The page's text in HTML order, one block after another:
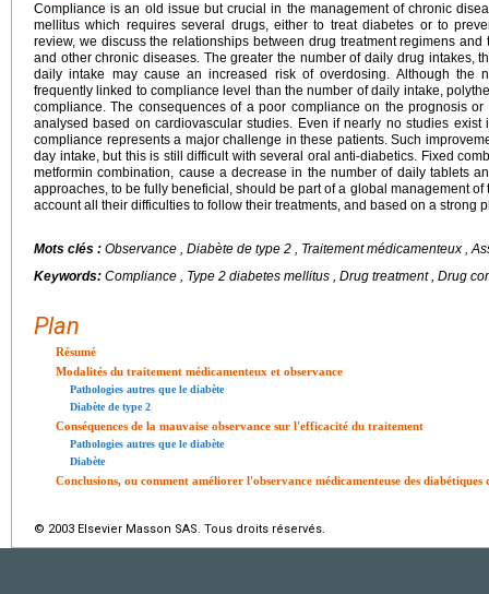
Compliance is an old issue but crucial in the management of chronic
mellitus which requires several drugs, either to treat diabetes or to
review, we discuss the relationships between drug treatment regimens
and other chronic diseases. The greater the number of daily drug intakes,
daily intake may cause an increased risk of overdosing. Although the
frequently linked to compliance level than the number of daily intake,
compliance. The consequences of a poor compliance on the prognosis
analysed based on cardiovascular studies. Even if nearly no studies exist
compliance represents a major challenge in these patients. Such
day intake, but this is still difficult with several oral anti-diabetics. Fixed
metformin combination, cause a decrease in the number of daily tablets
approaches, to be fully beneficial, should be part of a global management
account all their difficulties to follow their treatments, and based on a strong
Mots clés : Observance , Diabète de type 2 , Traitement médicamenteux ,
Keywords: Compliance , Type 2 diabetes mellitus , Drug treatment , Drug
Plan
Résumé
Modalités du traitement médicamenteux et observance
Pathologies autres que le diabète
Diabète de type 2
Conséquences de la mauvaise observance sur l'efficacité du traitement
Pathologies autres que le diabète
Diabète
Conclusions, ou comment améliorer l'observance médicamenteuse des diabétiques
© 2003 Elsevier Masson SAS. Tous droits réservés.